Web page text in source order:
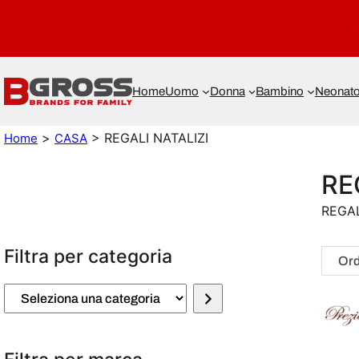
HomeUomo Donna Bambino Neonato
Home > CASA > REGALI NATALIZI
Filtra per categoria
z